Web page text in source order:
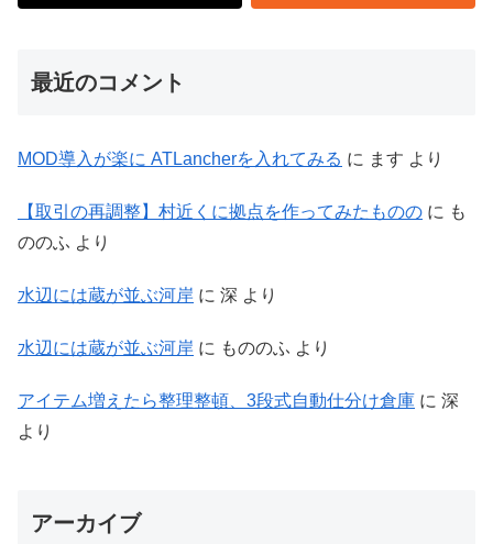
最近のコメント
MOD導入が楽に ATLancherを入れてみる に ます より
【取引の再調整】村近くに拠点を作ってみたものの に も
ののふ より
水辺には蔵が並ぶ河岸 に 深 より
水辺には蔵が並ぶ河岸 に もののふ より
アイテム増えたら整理整頓、3段式自動仕分け倉庫 に 深
より
アーカイブ